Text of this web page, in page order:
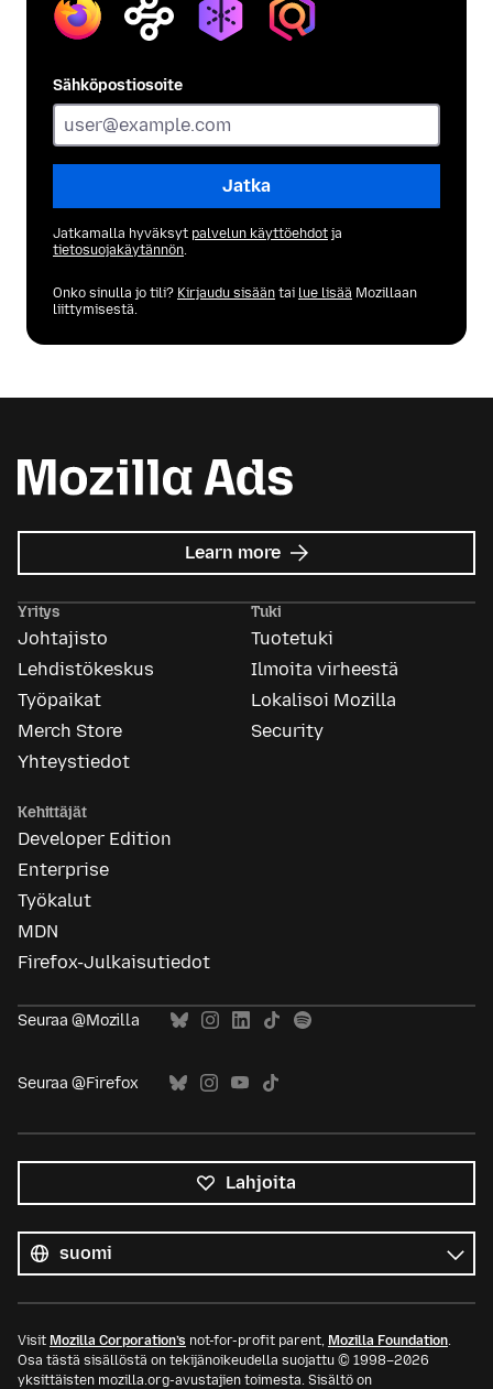
Sähköpostiosoite
Jatka
Jatkamalla hyväksyt palvelun käyttöehdot ja
tietosuojakäytännön.
Onko sinulla jo tili? Kirjaudu sisään tai lue lisää Mozillaan
liittymisestä.
Learn more about
Mozilla
Yritys
Johtajisto
Lehdistökeskus
Työpaikat
Merch Store
Yhteystiedot
Tuki
Tuotetuki
Ilmoita virheestä
Lokalisoi Mozilla
Security
Kehittäjät
Developer Edition
Enterprise
Työkalut
MDN
Firefox-Julkaisutiedot
Seuraa @Mozilla
Seuraa @Firefox
Lahjoita
kielet
Kieli
Visit Mozilla Corporation’s not-for-profit parent, Mozilla Foundation.
Osa tästä sisällöstä on tekijänoikeudella suojattu © 1998–2026
yksittäisten mozilla.org-avustajien toimesta. Sisältö on